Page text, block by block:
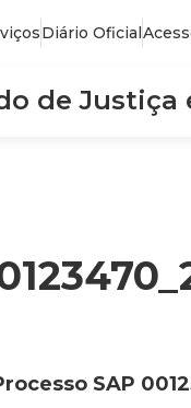
Diário Oficial
de
SAP